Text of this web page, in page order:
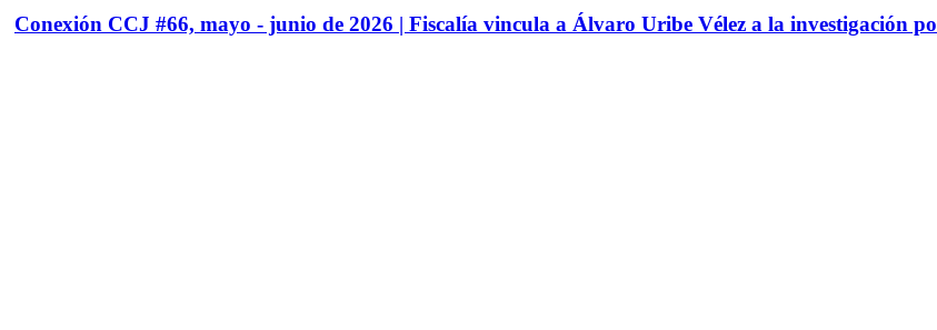
Conexión CCJ #66, mayo - junio de 2026 | Fiscalía vincula a Álvaro Uribe Vélez a la investigación